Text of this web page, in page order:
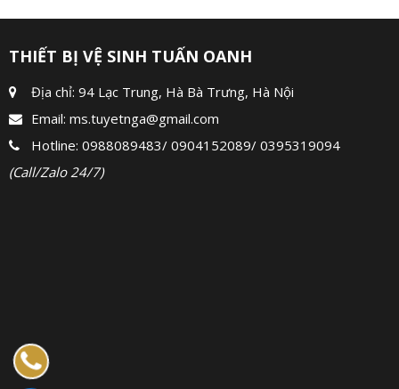
THIẾT BỊ VỆ SINH TUẤN OANH
Địa chỉ: 94 Lạc Trung, Hà Bà Trưng, Hà Nội
Email: ms.tuyetnga@gmail.com
Hotline: 0988089483/ 0904152089/ 0395319094
(Call/Zalo 24/7)